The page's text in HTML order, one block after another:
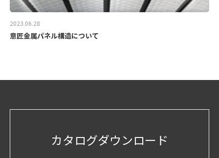
2023.06.28
意匠金属パネル構造について
カタログダウンロード